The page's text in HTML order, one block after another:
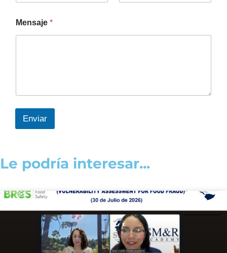
Mensaje *
Enviar
Le podría interesar...